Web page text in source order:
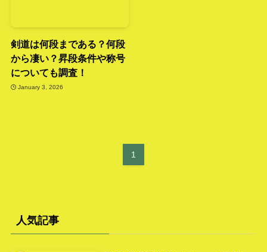
剣道は何段まである？何段
から凄い？昇段条件や称号
についても調査！
January 3, 2026
1
人気記事